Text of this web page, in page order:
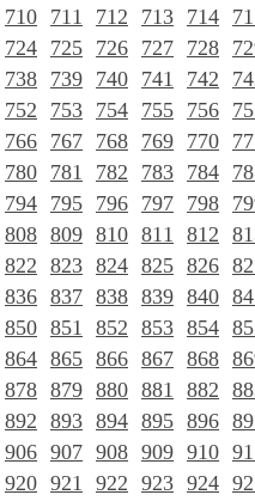
710 711 712 713 714
724 725 726 727 728
738 739 740 741 742
752
753 754 755 756
766 767 768 769 770
780 781 782 783 784
794 795 796 797 798
808 809 810 811 812
822 823 824 825 826
836 837 838 839 840
850 851 852 853 854
864 865 866 867 868
878 879 880 881 882
892 893 894 895 896
906 907 908 909 910
920 921 922 923 924